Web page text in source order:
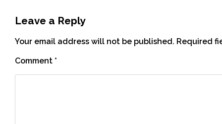
Leave a Reply
Your email address will not be published. Required
Comment *